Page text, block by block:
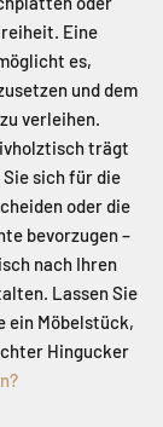
Eine
es,
und dem
verleihen.
trägt
sich für die
oder die
bevorzugen –
nach Ihren
Lassen Sie
ein Möbelstück,
Hingucker